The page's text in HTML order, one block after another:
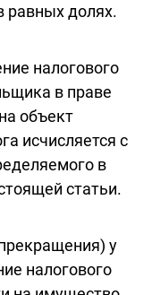
равных долях.
налогового
в праве
объект
исчисляется с
в
статьи.
у
налогового